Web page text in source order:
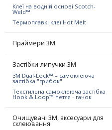
Клеї на водній основі Scotch-
Weld™
Термоплавкі клеї Hot Melt
Праймери 3М
Застібки-липучки 3М
3M Dual-Lock™ – самоклеюча
застібка "грибок"
Текстильна самоклеюча застібка
Hook & Loop™ петля - гачок
Очищувачі 3М, аксесуари для
склеювання